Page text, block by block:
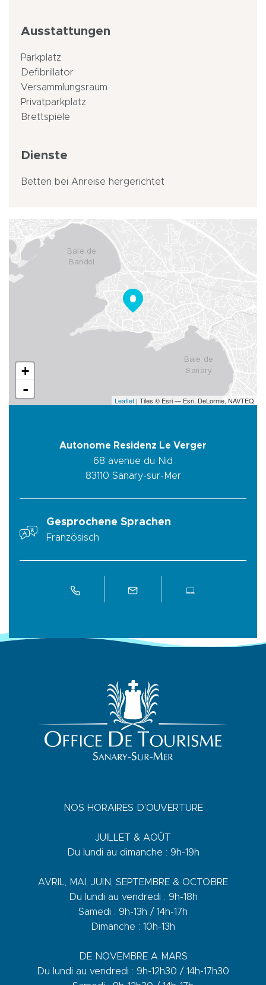
Ausstattungen
Parkplatz
Defibrillator
Versammlungsraum
Privatparkplatz
Brettspiele
Dienste
Betten bei Anreise hergerichtet
+
-
Leaflet | Tiles © Esri — Esri, DeLorme, NAVTEQ
Autonome Residenz Le Verger
68 avenue du Nid
83110 Sanary-sur-Mer
Gesprochene Sprachen
Französisch
NOS HORAIRES D’OUVERTURE
JUILLET & AOÛT
Du lundi au dimanche : 9h-19h
AVRIL, MAI, JUIN, SEPTEMBRE & OCTOBRE
Du lundi au vendredi : 9h-18h
Samedi : 9h-13h / 14h-17h
Dimanche : 10h-13h
DE NOVEMBRE A MARS
Du lundi au vendredi : 9h-12h30 / 14h-17h30